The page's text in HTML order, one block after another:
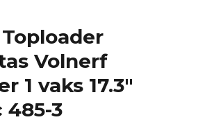
Volnerf
1 vaks 17.3″
485-3